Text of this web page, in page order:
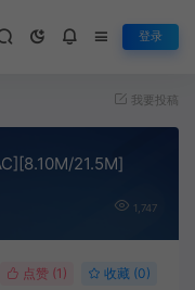
登录
我要投稿
21.5M]
1,747
点赞 (1 ) 收藏 (0)